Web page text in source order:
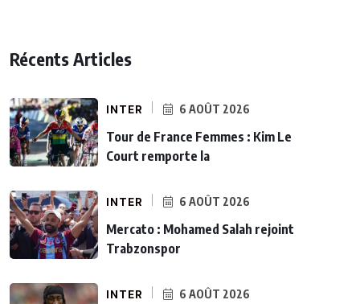
Récents Articles
INTER 6 AOÛT 2026
Tour de France Femmes : Kim Le
Court remporte la
INTER 6 AOÛT 2026
Mercato : Mohamed Salah rejoint
Trabzonspor
INTER 6 AOÛT 2026